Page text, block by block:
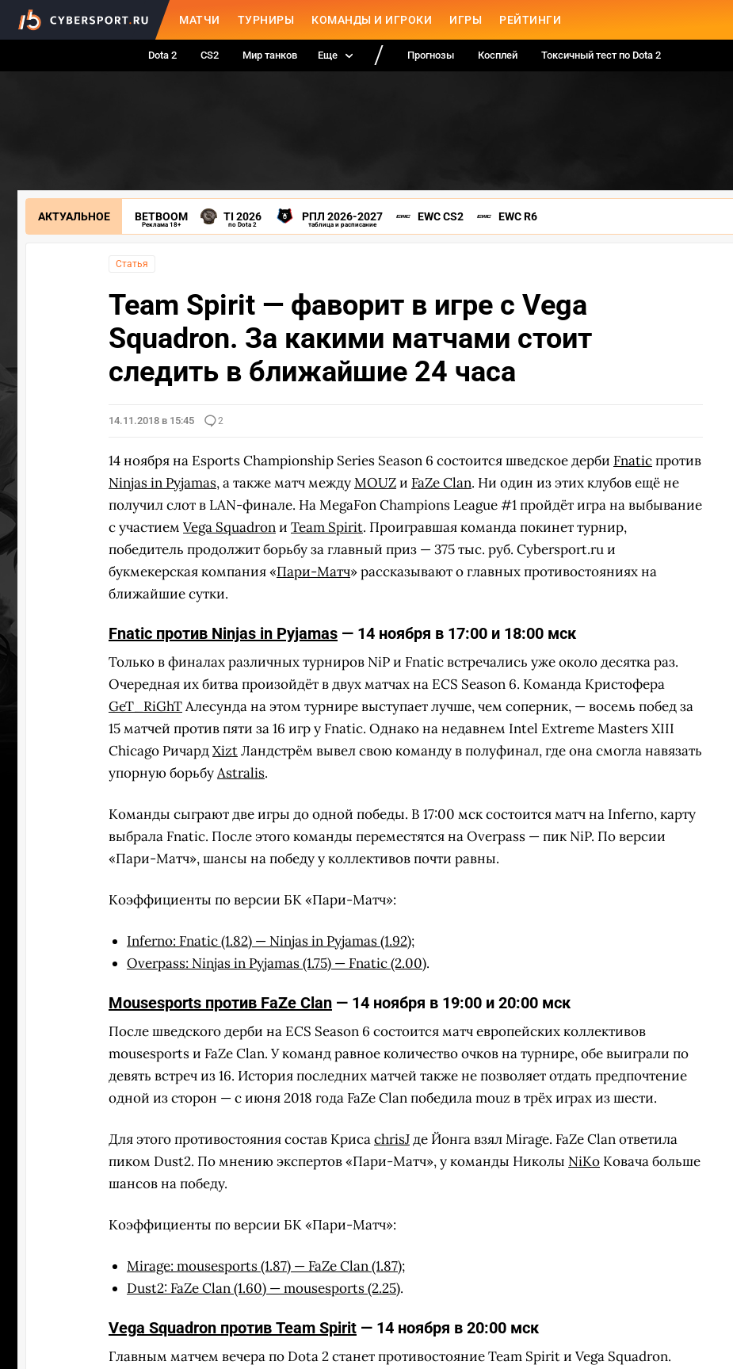
МАТЧИ ТУРНИРЫ КОМАНДЫ И ИГРОКИ ИГРЫ РЕЙТИНГИ
Dota 2 CS2 Мир танков Еще Прогнозы Косплей Токсичный тест по Dota 2
АКТУАЛЬНОЕ BETBOOM
Реклама 18+
TI 2026
по Dota 2
РПЛ 2026-2027
таблица и расписание
EWC CS2 EWC R6
Статья
Team Spirit — фаворит в игре с Vega
Squadron. За какими матчами стоит
следить в ближайшие 24 часа
14.11.2018 в 15:45 2
14 ноября на Esports Championship Series Season 6 состоится шведское дерби Fnaticпротив
Ninjas in Pyjamas, а также матч междуMOUZи FaZe Clan. Ни один из этих клубов ещё не
получил слот в LAN-финале. На MegaFon Champions League #1 пройдёт игра на выбывание
с участием Vega Squadronи Team Spirit. Проигравшая команда покинет турнир,
победитель продолжит борьбу за главный приз — 375 тыс. руб. Cybersport.ru и
букмекерская компания «Пари-Матч» рассказывают о главных противостояниях на
ближайшие сутки.
Fnatic против Ninjas in Pyjamas — 14 ноября в 17:00 и 18:00 мск
Только в финалах различных турниров NiP и Fnatic встречались уже около десятка раз.
Очередная их битва произойдёт в двух матчах на ECS Season 6. Команда Кристофера
GeT_RiGhTАлесунда на этом турнире выступает лучше, чем соперник, — восемь побед за
15 матчей против пяти за 16 игр у Fnatic. Однако на недавнем Intel Extreme Masters XIII
Chicago РичардXiztЛандстрём вывел свою команду в полуфинал, где она смогла навязать
упорную борьбуAstralis.
Команды сыграют две игры до одной победы. В 17:00 мск состоится матч на Inferno, карту
выбрала Fnatic. После этого команды переместятся на Overpass — пик NiP. По версии
«Пари-Матч», шансы на победу у коллективов почти равны.
Коэффициенты по версии БК «Пари-Матч»:
Inferno: Fnatic (1.82) — Ninjas in Pyjamas (1.92);
Overpass: Ninjas in Pyjamas (1.75) — Fnatic (2.00).
Mousesports против FaZe Clan — 14 ноября в 19:00 и 20:00 мск
После шведского дерби на ECS Season 6 состоится матч европейских коллективов
mousesports и FaZe Clan. У команд равное количество очков на турнире, обе выиграли по
девять встреч из 16. История последних матчей также не позволяет отдать предпочтение
одной из сторон — с июня 2018 года FaZe Clan победила mouz в трёх играх из шести.
Для этого противостояния состав КрисаchrisJде Йонга взял Mirage. FaZe Clan ответила
пиком Dust2. По мнению экспертов «Пари-Матч», у команды Николы NiKo Ковача больше
шансов на победу.
Коэффициенты по версии БК «Пари-Матч»:
Mirage: mousesports (1.87) — FaZe Clan (1.87);
Dust2: FaZe Clan (1.60) —mousesports (2.25).
Vega Squadron против Team Spirit — 14 ноября в 20:00 мск
Главным матчем вечера по Dota 2 станет противостояние Team Spirit и Vega Squadron.